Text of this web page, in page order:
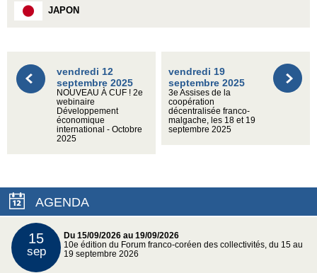
JAPON
vendredi 12
septembre 2025
NOUVEAU À CUF ! 2e
webinaire
Développement
économique
international - Octobre
2025
vendredi 19
septembre 2025
3e Assises de la
coopération
décentralisée franco-
malgache, les 18 et 19
septembre 2025
AGENDA
15
sep
Du 15/09/2026 au 19/09/2026
10e édition du Forum franco-coréen des collectivités, du 15 au
19 septembre 2026